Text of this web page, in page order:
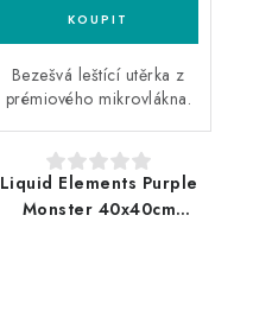
Bezešvá leštící utěrka z
prémiového mikrovlákna.
Liquid Elements Purple
Monster 40x40cm